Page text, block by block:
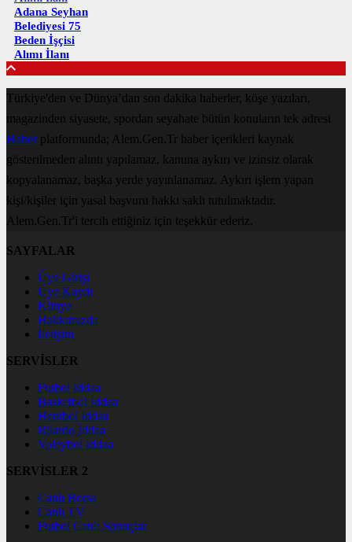
Adana Seyhan
Belediyesi 75
Beden İşçisi
Alımı İlanı
Türkiye'den ve Dünya’dan son dakika haberler, köşe yazıları,
magazinden siyasete, spordan seyahate bütün konuların tek adresi
Haberplatformunda; Alem.Gen.Tr haber içerikleri kaynak
gösterilmeden alıntı yapılamaz, kanuna aykırı ve izinsiz olarak
kopyalanamaz, başka yerde yayınlanamaz. Aykırı işlem yapan
kişi/kişiler için yasal başvuru hakkı saklı tutulmaktadır.
Alem.Gen.Tr'i tercih ettiğiniz için teşekkür ederiz.
SAYFALAR
Üye Girişi
Üye Kaydı
Künye
Hakkımızda
İletişim
SERVİSLER
Futbol İddaa
Basketbol İddaa
Hentbol İddaa
Bilardo İddaa
Voleybol İddaa
SERVİSLER 2
Canlı Borsa
Canlı TV
Futbol Canlı Sonuçlar